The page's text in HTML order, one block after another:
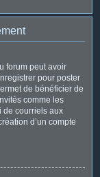
forum peut avoir
pour poster
de bénéficier de
comme les
de courriels aux
d’un compte